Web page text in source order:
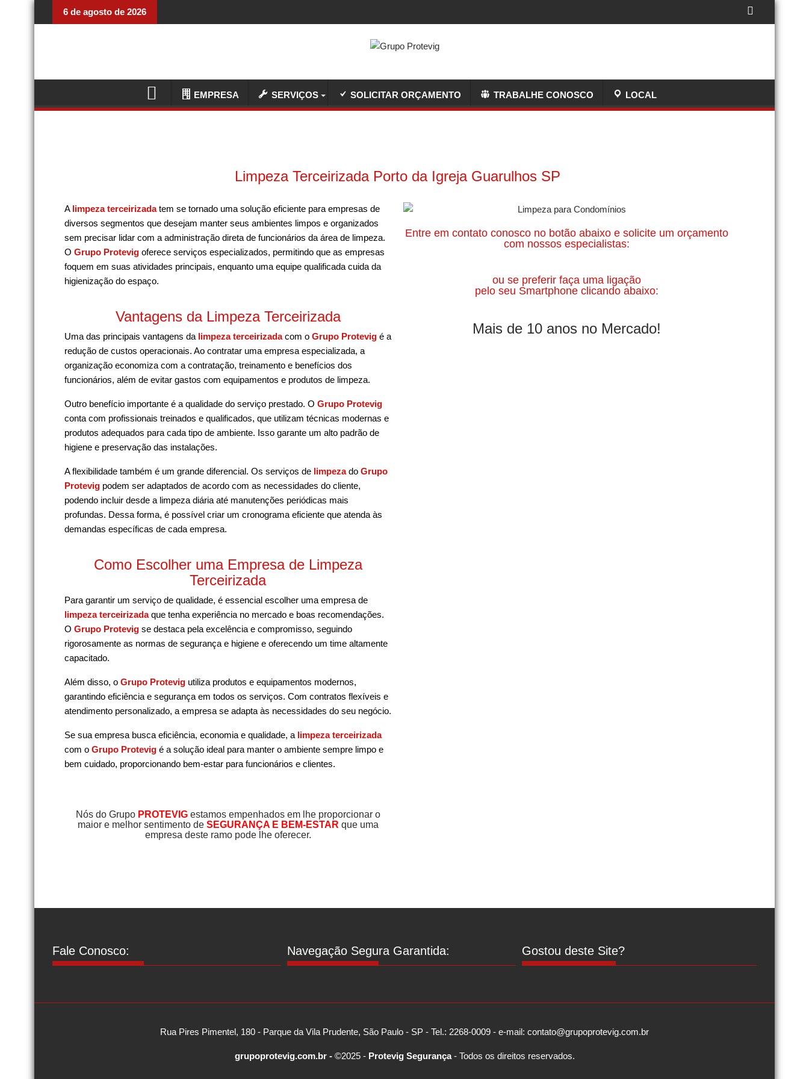
6 de agosto de 2026
EMPRESA SERVIÇOS SOLICITAR ORÇAMENTO TRABALHE CONOSCO LOCAL
Limpeza Terceirizada Porto da Igreja Guarulhos SP
A limpeza terceirizadatem se tornado uma solução eficiente para empresas de
diversos segmentos que desejam manter seus ambientes limpos e organizados
sem precisar lidar com a administração direta de funcionários da área de limpeza.
O Grupo Protevig oferece serviços especializados, permitindo que as empresas
foquem em suas atividades principais, enquanto uma equipe qualificada cuida da
higienização do espaço.
Vantagens da Limpeza Terceirizada
Uma das principais vantagens da limpeza terceirizadacom o Grupo Protevig é a
redução de custos operacionais. Ao contratar uma empresa especializada, a
organização economiza com a contratação, treinamento e benefícios dos
funcionários, além de evitar gastos com equipamentos e produtos de limpeza.
Outro benefício importante é a qualidade do serviço prestado. O Grupo Protevig
conta com profissionais treinados e qualificados, que utilizam técnicas modernas e
produtos adequados para cada tipo de ambiente. Isso garante um alto padrão de
higiene e preservação das instalações.
A flexibilidade também é um grande diferencial. Os serviços de limpezado Grupo
Protevig podem ser adaptados de acordo com as necessidades do cliente,
podendo incluir desde a limpeza diária até manutenções periódicas mais
profundas. Dessa forma, é possível criar um cronograma eficiente que atenda às
demandas específicas de cada empresa.
Como Escolher uma Empresa de Limpeza
Terceirizada
Para garantir um serviço de qualidade, é essencial escolher uma empresa de
limpeza terceirizadaque tenha experiência no mercado e boas recomendações.
O Grupo Protevig se destaca pela excelência e compromisso, seguindo
rigorosamente as normas de segurança e higiene e oferecendo um time altamente
capacitado.
Além disso, o Grupo Protevig utiliza produtos e equipamentos modernos,
garantindo eficiência e segurança em todos os serviços. Com contratos flexíveis e
atendimento personalizado, a empresa se adapta às necessidades do seu negócio.
Se sua empresa busca eficiência, economia e qualidade, a limpeza terceirizada
com o Grupo Protevig é a solução ideal para manter o ambiente sempre limpo e
bem cuidado, proporcionando bem-estar para funcionários e clientes.
Nós do Grupo PROTEVIGestamos empenhados em lhe proporcionar o
maior e melhor sentimento de SEGURANÇA E BEM-ESTAR que uma
empresa deste ramo pode lhe oferecer.
Entre em contato conosco no botão abaixo e solicite um orçamento
com nossos especialistas:
ou se preferir faça uma ligação
pelo seu Smartphone clicando abaixo:
Mais de 10 anos no Mercado!
Fale Conosco: Navegação Segura Garantida: Gostou deste Site?
Rua Pires Pimentel, 180 - Parque da Vila Prudente, São Paulo - SP - Tel.: 2268-0009 - e-mail: contato@grupoprotevig.com.br
grupoprotevig.com.br - ©2025 - Protevig Segurança- Todos os direitos reservados.